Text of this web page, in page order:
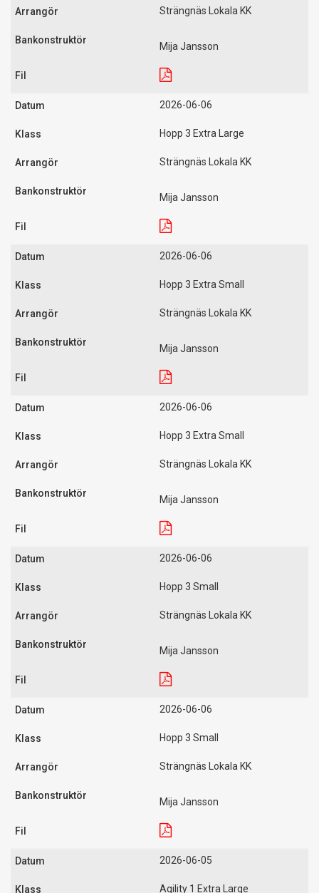
Strängnäs Lokala KK
Mija Jansson
2026-06-06
Hopp 3 Extra Large
Strängnäs Lokala KK
Mija Jansson
2026-06-06
Hopp 3 Extra Small
Strängnäs Lokala KK
Mija Jansson
2026-06-06
Hopp 3 Extra Small
Strängnäs Lokala KK
Mija Jansson
2026-06-06
Hopp 3 Small
Strängnäs Lokala KK
Mija Jansson
2026-06-06
Hopp 3 Small
Strängnäs Lokala KK
Mija Jansson
2026-06-05
Agility 1 Extra Large